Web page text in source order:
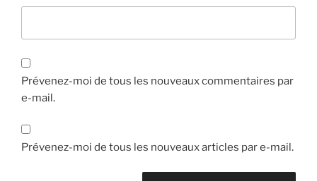
Prévenez-moi de tous les nouveaux commentaires par
e-mail.
Prévenez-moi de tous les nouveaux articles par e-mail.